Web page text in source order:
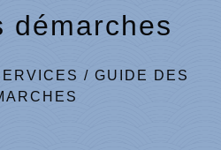
démarches
/ GUIDE DES